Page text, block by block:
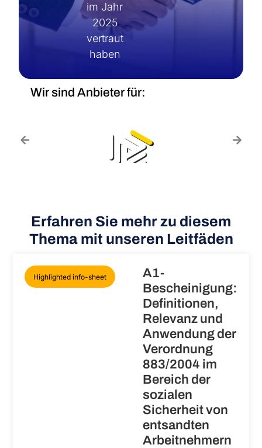
im Jahr
2025
vertraut
haben
Wir sind Anbieter für:
Erfahren Sie mehr zu diesem
Thema mit unseren Leitfäden
Highlighted info-sheet
A1-
Bescheinigung:
Definitionen,
Relevanz und
Anwendung der
Verordnung
883/2004 im
Bereich der
sozialen
Sicherheit von
entsandten
Arbeitnehmern